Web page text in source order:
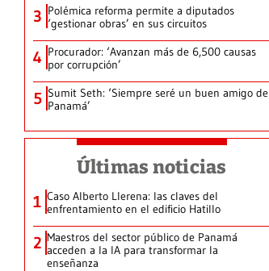
3 Polémica reforma permite a diputados
‘gestionar obras’ en sus circuitos
4 Procurador: ‘Avanzan más de 6,500 causas
por corrupción’
5 Sumit Seth: ‘Siempre seré un buen amigo de
Panamá’
Últimas noticias
1 Caso Alberto Llerena: las claves del
enfrentamiento en el edificio Hatillo
2 Maestros del sector público de Panamá
acceden a la IA para transformar la
enseñanza